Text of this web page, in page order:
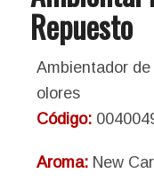
Repuesto
Ambientador
olores
Código:
Aroma:New